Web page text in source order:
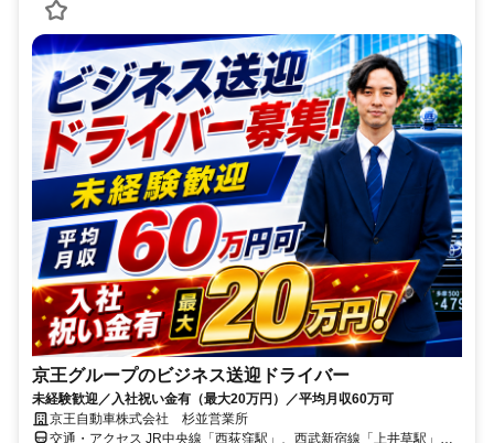
京王グループのビジネス送迎ドライバー
未経験歓迎／入社祝い金有（最大20万円）／平均月収60万可
京王自動車株式会社 杉並営業所
交通・アクセス JR中央線「西荻窪駅」、西武新宿線「上井草駅」か